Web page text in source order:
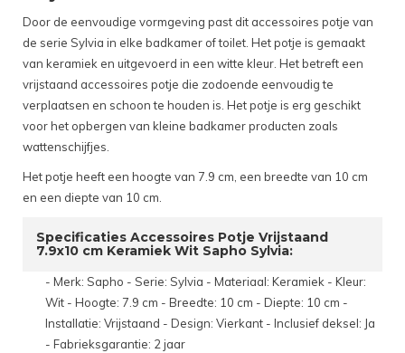
Door de eenvoudige vormgeving past dit accessoires potje van
de serie Sylvia in elke badkamer of toilet. Het potje is gemaakt
van keramiek en uitgevoerd in een witte kleur. Het betreft een
vrijstaand accessoires potje die zodoende eenvoudig te
verplaatsen en schoon te houden is. Het potje is erg geschikt
voor het opbergen van kleine badkamer producten zoals
wattenschijfjes.
Het potje heeft een hoogte van 7.9 cm, een breedte van 10 cm
en een diepte van 10 cm.
Specificaties Accessoires Potje Vrijstaand
7.9x10 cm Keramiek Wit Sapho Sylvia:
- Merk: Sapho - Serie: Sylvia - Materiaal: Keramiek - Kleur:
Wit - Hoogte: 7.9 cm - Breedte: 10 cm - Diepte: 10 cm -
Installatie: Vrijstaand - Design: Vierkant - Inclusief deksel: Ja
- Fabrieksgarantie: 2 jaar